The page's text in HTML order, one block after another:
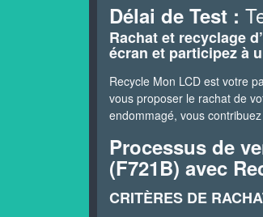
Délai de Test :
Rachat et recyclage
écran et participez à
Recycle Mon LCD est votre
vous proposer le rachat de
endommagé, vous
Processus de
(F721B) avec
CRITÈRES DE